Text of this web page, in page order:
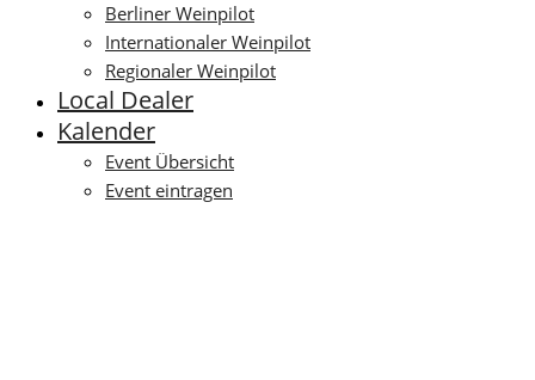
Berliner Weinpilot
Internationaler Weinpilot
Regionaler Weinpilot
Local Dealer
Kalender
Event Übersicht
Event eintragen